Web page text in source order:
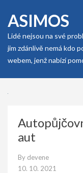
content
Enter)
ASIMOS
Lidé nejsou na své
jim zdánlivě nemá kdo
webem, jenž nabízí
aut
By devene
10. 10. 2021